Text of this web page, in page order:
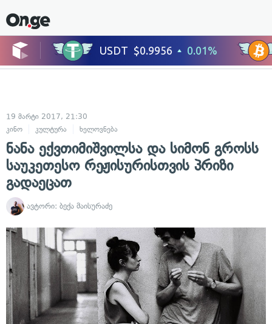
19 მარტი 2017, 21:30
კინო
კულტურა ხელოვნება
ნანა ექვთიმიშვილსა და სიმონ გროსს
საუკეთესო რეჟისურისთვის პრიზი
გადაეცათ
ავტორი: ბექა მაისურაძე